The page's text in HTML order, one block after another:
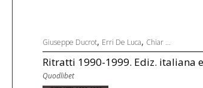
Giuseppe Ducrot, Erri De Luca, Chiar ...
Ritratti 1990-1999. Ediz. italiana
Quodlibet